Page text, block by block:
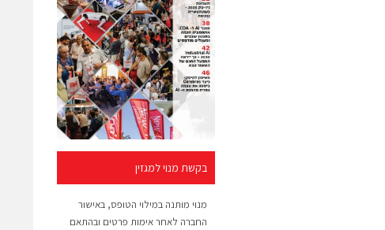
בקשת מנוי למגזין
מנוי מותנה במילוי הטופס, באישור
החברה לאחר אימות פרטים ובהתאם